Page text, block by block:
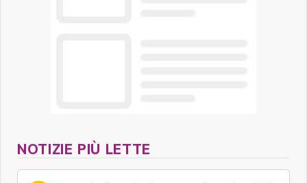
NOTIZIE PIÙ LETTE